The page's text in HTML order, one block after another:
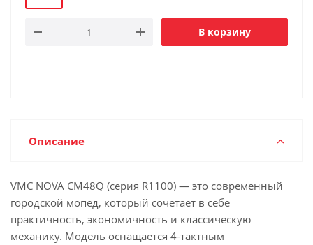
В корзину
Описание
VMC NOVA CM48Q (серия R1100) — это современный
городской мопед, который сочетает в себе
практичность, экономичность и классическую
механику. Модель оснащается 4-тактным